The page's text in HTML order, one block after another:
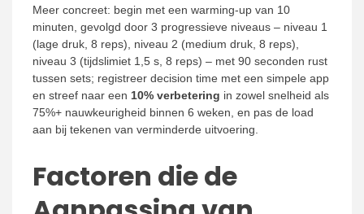
Meer concreet: begin met een warming-up van 10
minuten, gevolgd door 3 progressieve niveaus – niveau 1
(lage druk, 8 reps), niveau 2 (medium druk, 8 reps),
niveau 3 (tijdslimiet 1,5 s, 8 reps) – met 90 seconden rust
tussen sets; registreer decision time met een simpele app
en streef naar een 10% verbetering in zowel snelheid als
75%+ nauwkeurigheid binnen 6 weken, en pas de load
aan bij tekenen van verminderde uitvoering.
Factoren die de